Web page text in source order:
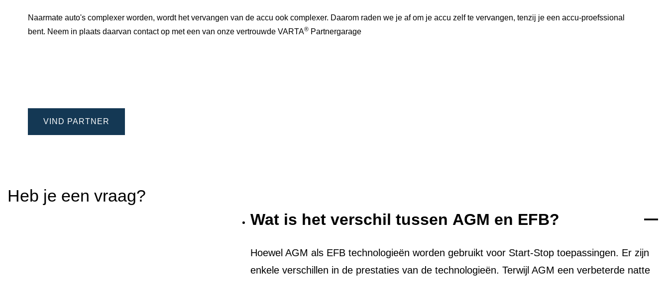
Naarmate auto's complexer worden, wordt het vervangen van de accu ook complexer. Daarom raden we je af om je accu zelf te vervangen, tenzij je een accu-proefssional
bent. Neem in plaats daarvan contact op met een van onze vertrouwde VARTA® Partnergarage
VIND PARTNER
Heb je een vraag?
Wat is het verschil tussen AGM en EFB?
Hoewel AGM als EFB technologieën worden gebruikt voor Start-Stop toepassingen. Er zijn
enkele verschillen in de prestaties van de technologieën. Terwijl AGM een verbeterde natte